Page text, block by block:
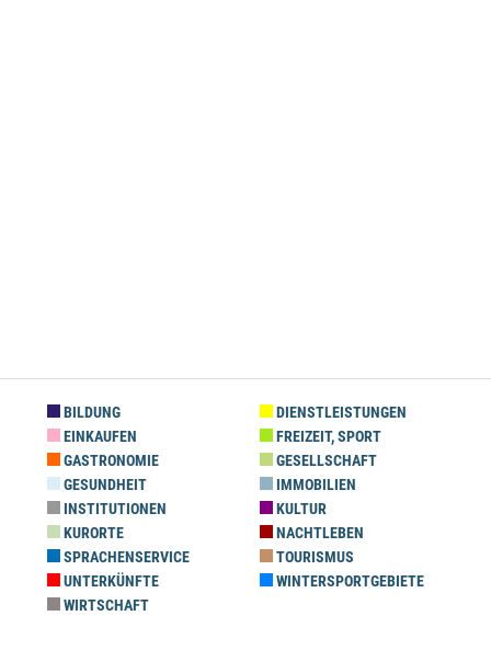
BILDUNG
DIENSTLEISTUNGEN
EINKAUFEN
FREIZEIT, SPORT
GASTRONOMIE
GESELLSCHAFT
GESUNDHEIT
IMMOBILIEN
INSTITUTIONEN
KULTUR
KURORTE
NACHTLEBEN
SPRACHENSERVICE
TOURISMUS
UNTERKÜNFTE
WINTERSPORTGEBIETE
WIRTSCHAFT